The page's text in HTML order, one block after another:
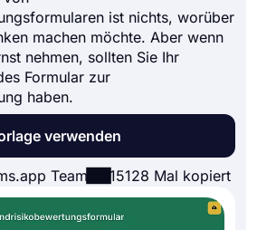
ist nichts, worüber
machen möchte. Aber wenn
nehmen, sollten Sie Ihr
Formular zur
haben.
verwenden
Team 15128 Mal kopiert